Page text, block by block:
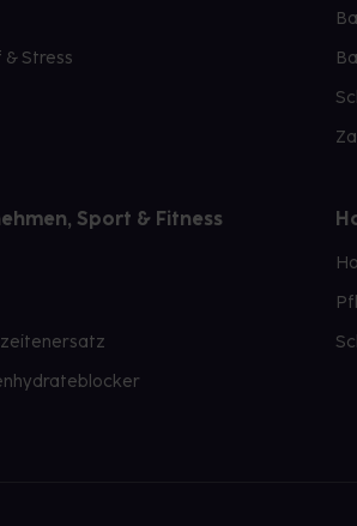
& Stress
Sport & Fitness